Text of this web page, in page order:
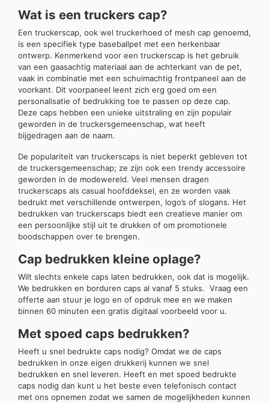
Wat is een truckers cap?
Een truckerscap, ook wel truckerhoed of mesh cap genoemd,
is een specifiek type baseballpet met een herkenbaar
ontwerp. Kenmerkend voor een truckerscap is het gebruik
van een gaasachtig materiaal aan de achterkant van de pet,
vaak in combinatie met een schuimachtig frontpaneel aan de
voorkant. Dit voorpaneel leent zich erg goed om een
personalisatie of bedrukking toe te passen op deze cap.
Deze caps hebben een unieke uitstraling en zijn populair
geworden in de truckersgemeenschap, wat heeft
bijgedragen aan de naam.
De populariteit van truckerscaps is niet beperkt gebleven tot
de truckersgemeenschap; ze zijn ook een trendy accessoire
geworden in de modewereld. Veel mensen dragen
truckerscaps als casual hoofddeksel, en ze worden vaak
bedrukt met verschillende ontwerpen, logo’s of slogans. Het
bedrukken van truckerscaps biedt een creatieve manier om
een persoonlijke stijl uit te drukken of om promotionele
boodschappen over te brengen.
Cap bedrukken kleine oplage?
Wilt slechts enkele caps laten bedrukken, ook dat is mogelijk.
We bedrukken en borduren caps al vanaf 5 stuks. Vraag een
offerte aan stuur je logo en of opdruk mee en we maken
binnen 60 minuten een gratis digitaal voorbeeld voor u.
Met spoed caps bedrukken?
Heeft u snel bedrukte caps nodig? Omdat we de caps
bedrukken in onze eigen drukkerij kunnen we snel
bedrukken en snel leveren. Heeft en met spoed bedrukte
caps nodig dan kunt u het beste even telefonisch contact
met ons opnemen zodat we samen de mogelijkheden kunnen